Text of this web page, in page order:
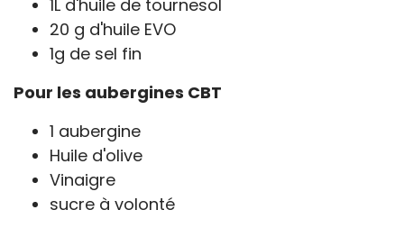
1L d'huile de tournesol
20 g d'huile EVO
1g de sel fin
Pour les aubergines CBT
1 aubergine
Huile d'olive
Vinaigre
sucre à volonté